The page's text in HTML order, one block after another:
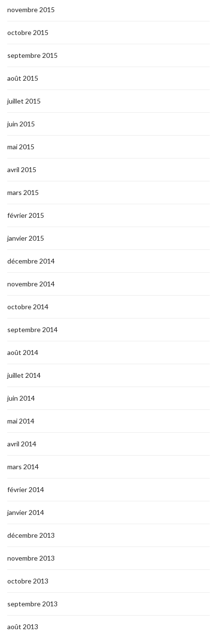
novembre 2015
octobre 2015
septembre 2015
août 2015
juillet 2015
juin 2015
mai 2015
avril 2015
mars 2015
février 2015
janvier 2015
décembre 2014
novembre 2014
octobre 2014
septembre 2014
août 2014
juillet 2014
juin 2014
mai 2014
avril 2014
mars 2014
février 2014
janvier 2014
décembre 2013
novembre 2013
octobre 2013
septembre 2013
août 2013